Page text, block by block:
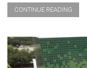
CONTINUE READING